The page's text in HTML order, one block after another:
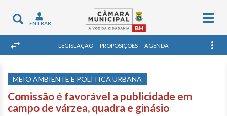
Toggle
navigation
ENTRAR
LEGISLAÇÃO PROPOSIÇÕES AGENDA
MEIO AMBIENTE E POLÍTICA URBANA
Comissão é favorável a publicidade em
campo de várzea, quadra e ginásio